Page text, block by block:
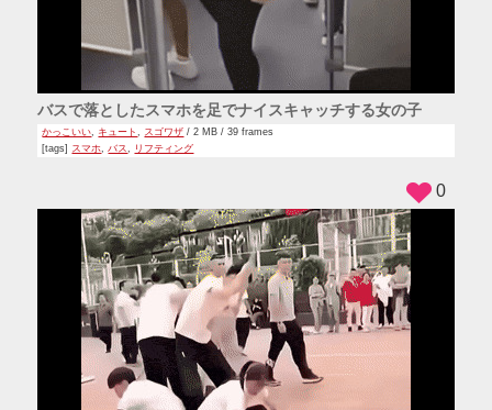
バスで落としたスマホを足でナイスキャッチする女の子
かっこいい, キュート, スゴワザ / 2 MB / 39 frames
[tags] スマホ バス リフティング
0